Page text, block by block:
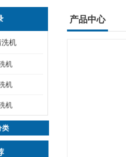
机
机
机
机
类
产品中心